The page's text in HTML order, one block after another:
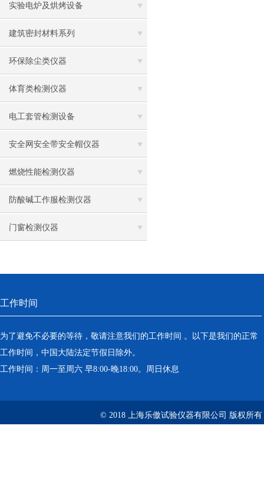
实验电炉及烘烤设备
建筑密封材料系列
环保除尘类仪器
体育类检测仪器
电工套管检测设备
安全网安全带安全帽仪器
燃烧性能检测仪器
防酸碱工作服检测仪器
门窗检测仪器
工作时间
为了避免不必要的等待，敬请注意我们的工作时间 。以下是我们的正常
工作时间，中国大陆法定节假日除外。
工作时间：周一至周六 早8:00-晚18:00。周日休息
© 2018 上海乐傲试验仪器有限公司 版权所